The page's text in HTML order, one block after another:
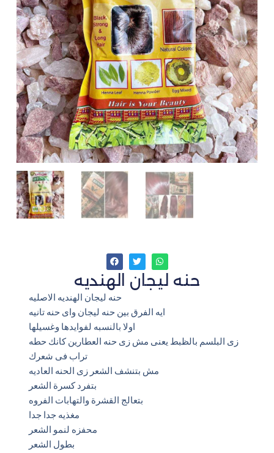
حنه ليجان الهنديه
حنه ليجان الهنديه الاصليه
ايه الفرق بين حنه ليجان واى حنه تانيه
اولا بالنسبه لفوايدها وغسيلها
زى البلسم بالظبط يعنى مش زى حنه العطارين كانك حطه
تراب فى شعرك
مش بتنشف الشعر زى الحنه العاديه
بتفرد كسرة الشعر
بتعالج القشرة والتهابات الفروه
مغذيه جدا جدا
محفزه لنمو الشعر
بطول الشعر